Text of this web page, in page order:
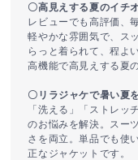
〇高見えする夏のイチ
レビューでも高評価、
軽やかな雰囲気で、ス
らっと着られて、程よ
高機能で高見えする夏
〇リラジャケで暑い夏
「洗える」「ストレッ
のお悩みを解決。スー
さを両立。単品でも使
正なジャケットです。